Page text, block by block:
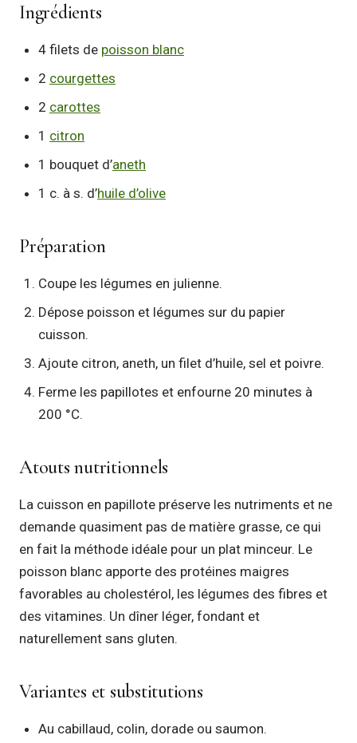
Ingrédients
4 filets de poisson blanc
2 courgettes
2 carottes
1 citron
1 bouquet d’aneth
1 c. à s. d’huile d’olive
Préparation
Coupe les légumes en julienne.
Dépose poisson et légumes sur du papier
cuisson.
Ajoute citron, aneth, un filet d’huile, sel et poivre.
Ferme les papillotes et enfourne 20 minutes à
200 °C.
Atouts nutritionnels
La cuisson en papillote préserve les nutriments et ne
demande quasiment pas de matière grasse, ce qui
en fait la méthode idéale pour un plat minceur. Le
poisson blanc apporte des protéines maigres
favorables au cholestérol, les légumes des fibres et
des vitamines. Un dîner léger, fondant et
naturellement sans gluten.
Variantes et substitutions
Au cabillaud, colin, dorade ou saumon.